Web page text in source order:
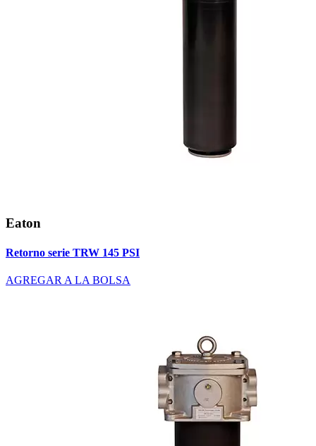
Eaton
Retorno serie TRW 145 PSI
AGREGAR A LA BOLSA